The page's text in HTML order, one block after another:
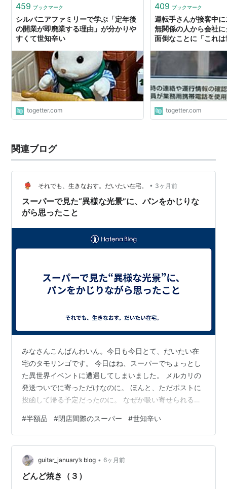
459 ブックマーク
シルバニアファミリーで学ぶ「定年後
の開業が即廃業する理由」が分かりや
すくて世知辛い
togetter.com
409 ブックマーク
運転手さんが接客中
無関係の人から会社
面倒なことに「これ
togetter.com
関連ブログ
それでも、生きなおす。だいたい在宅。 • 3ヶ月前
スーパーで見た“異様な光景”に、パンをかじりな
がら思ったこと
みなさんこんばんわいん。今日も今日とて、だいたい在
宅のタモリンゴです。 今日はね、スーパーでちょっとし
た異世界イベントに遭遇してしまいました。 メルカリの
発送ついでに寄っただけなのに。 ほんと、ただポストに
投函して帰る予定だったのに。 なぜか吸い寄せられるよ
いやほんとに。 中高年〜高齢の男性が、ざっと見て30人
くらい。惣菜コーナーをぐるっと囲んでるの。 配置がも
う、完全にフォーメーション。 しかも全員、微動だにし
ない。 「え、なにこれ…儀式？」 って一瞬思ったけど、
違った。 半額シール待機部隊。 あれです。店員さんが値
#半額品 #閉店間際のスーパー #世知辛い
guitar_january’s blog • 6ヶ月前
どんど焼き（３）